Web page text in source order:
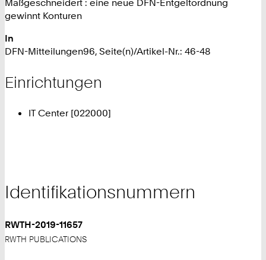
gewinnt Konturen
In
DFN-Mitteilungen96, Seite(n)/Artikel-Nr.: 46-48
Einrichtungen
IT Center [022000]
Identifikationsnummern
RWTH-2019-11657
RWTH PUBLICATIONS